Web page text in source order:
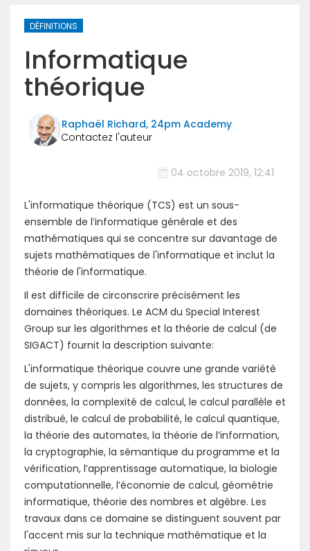
DÉFINITIONS
Informatique
théorique
Raphaël Richard, 24pm Academy
04 octobre 2019, 12:41
L'informatique théorique (TCS) est un sous-
ensemble de l’informatique générale et des
mathématiques qui se concentre sur davantage de
sujets mathématiques de l'informatique et inclut la
théorie de l'informatique.
Il est difficile de circonscrire précisément les
domaines théoriques. Le ACM du Special Interest
Group sur les algorithmes et la théorie de calcul (de
SIGACT) fournit la description suivante:
L'informatique théorique couvre une grande variété
de sujets, y compris les algorithmes, les structures de
données, la complexité de calcul, le calcul parallèle et
distribué, le calcul de probabilité, le calcul quantique,
la théorie des automates, la théorie de l’information,
la cryptographie, la sémantique du programme et la
vérification, l’apprentissage automatique, la biologie
computationnelle, l’économie de calcul, géométrie
informatique, théorie des nombres et algèbre. Les
travaux dans ce domaine se distinguent souvent par
l'accent mis sur la technique mathématique et la